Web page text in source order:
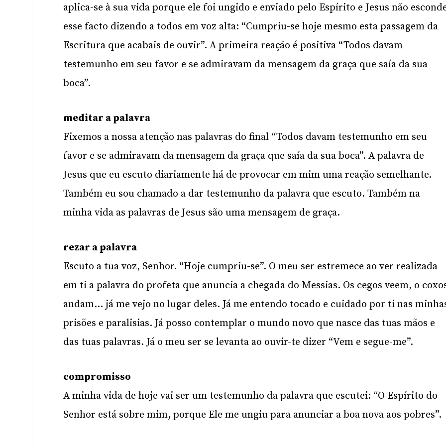
aplica-se à sua vida porque ele foi ungido e enviado pelo Espírito e Jesus não
esse facto dizendo a todos em voz alta: “Cumpriu-se hoje mesmo esta passagem da
Escritura que acabais de ouvir”. A primeira reação é positiva “Todos davam
testemunho em seu favor e se admiravam da mensagem da graça que saía da sua
boca”.
meditar a palavra
Fixemos a nossa atenção nas palavras do final “Todos davam testemunho em seu
favor e se admiravam da mensagem da graça que saía da sua boca”. A palavra de
Jesus que eu escuto diariamente há de provocar em mim uma reação semelhante.
Também eu sou chamado a dar testemunho da palavra que escuto. Também na
minha vida as palavras de Jesus são uma mensagem de graça.
rezar a palavra
Escuto a tua voz, Senhor. “Hoje cumpriu-se”. O meu ser estremece ao ver realizada
em ti a palavra do profeta que anuncia a chegada do Messias. Os cegos veem, o
andam… já me vejo no lugar deles. Já me entendo tocado e cuidado por ti nas
prisões e paralisias. Já posso contemplar o mundo novo que nasce das tuas mãos e
das tuas palavras. Já o meu ser se levanta ao ouvir-te dizer “Vem e segue-me”.
compromisso
A minha vida de hoje vai ser um testemunho da palavra que escutei: “O Espírito do
Senhor está sobre mim, porque Ele me ungiu para anunciar a boa nova aos pobres”.